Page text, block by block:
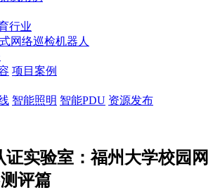
行业
网络巡检机器人
项目案例
智能照明 智能PDU 资源发布
证实验室：福州大学校园网
评篇